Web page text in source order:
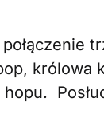
królowa